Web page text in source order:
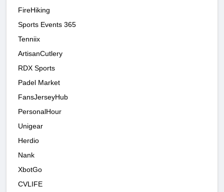
FireHiking
Sports Events 365
Tenniix
ArtisanCutlery
RDX Sports
Padel Market
FansJerseyHub
PersonalHour
Unigear
Herdio
Nank
XbotGo
CVLIFE